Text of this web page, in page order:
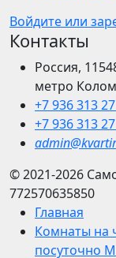
Войдите или
Контакты
Россия,
метро
+7 936 313
+7 936 313
© 2021-2026
772570635850
Главная
Комнаты на
посуточно